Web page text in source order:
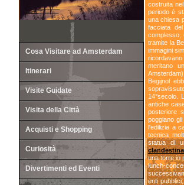
Cosa Visitare ad Amsterdam
Itinerari
Visite Guidate
Visita della Città
Acquisti e Shopping
Curiosità
Divertimenti ed Eventi
costruita
periodo è
una chiesa
facciata
complesso,
tramite la
immagini
meritano
Begijnof
14°secolo.
antiche
posteriore
poggiano
l'edilizia a
tecnica
statua di
clandestina
una torre in
lunch-
enti